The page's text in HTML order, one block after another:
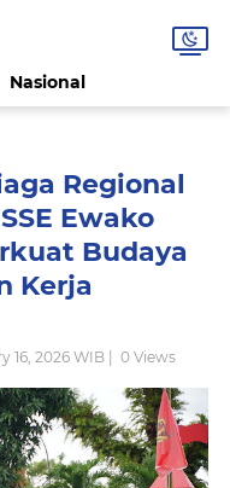
Nasional
Regional
Ewako
Budaya
Kerja
16, 2026 WIB | 0 Views